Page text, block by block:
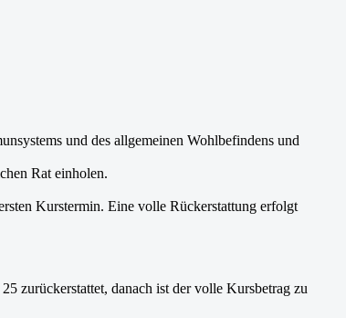
und des allgemeinen Wohlbefindens und
Rat einholen.
Kurstermin. Eine volle Rückerstattung erfolgt
zurückerstattet, danach ist der volle Kursbetrag zu